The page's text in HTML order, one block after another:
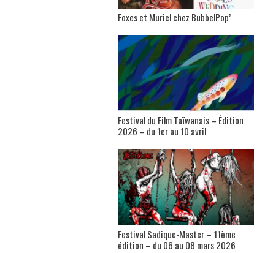
Foxes et Muriel chez BubbelPop’
Festival du Film Taïwanais – Édition
2026 – du 1er au 10 avril
Festival Sadique-Master – 11ème
édition – du 06 au 08 mars 2026